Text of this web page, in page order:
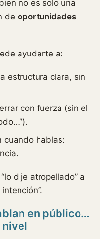
no es solo una
de oportunidades
ayudarte a:
estructura clara, sin
con fuerza (sin el
cuando hablas:
dije atropellado” a
en público…
nivel